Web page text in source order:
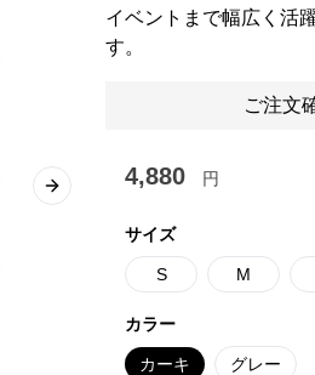
Next slide
イベントまで幅広く活
す。
ご注文
4,880 円
サイズ
S M
カラー
カーキ グレー